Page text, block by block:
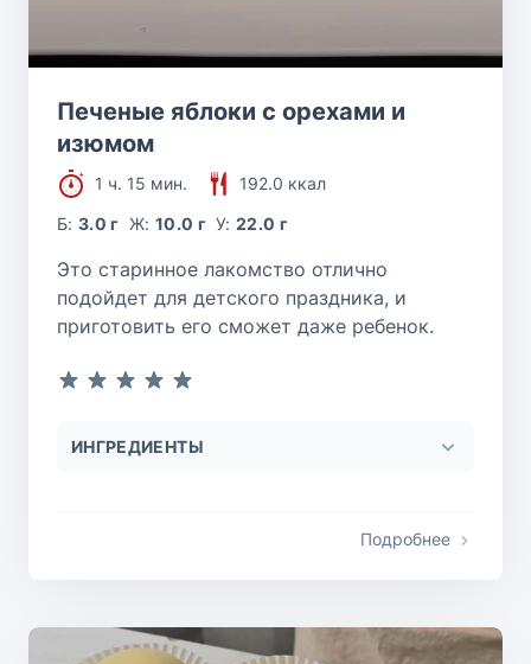
Печеные яблоки с орехами и
изюмом
1 ч. 15 мин.
192.0 ккал
Б:3.0 г Ж: 10.0 г У:22.0 г
Это старинное лакомство отлично
подойдет для детского праздника, и
приготовить его сможет даже ребенок.
ИНГРЕДИЕНТЫ
Подробнее